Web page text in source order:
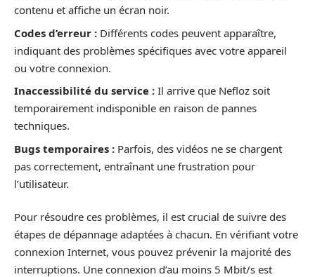
contenu et affiche un écran noir.
Codes d’erreur : Différents codes peuvent apparaître,
indiquant des problèmes spécifiques avec votre appareil
ou votre connexion.
Inaccessibilité du service : Il arrive que Nefloz soit
temporairement indisponible en raison de pannes
techniques.
Bugs temporaires : Parfois, des vidéos ne se chargent
pas correctement, entraînant une frustration pour
l’utilisateur.
Pour résoudre ces problèmes, il est crucial de suivre des
étapes de dépannage adaptées à chacun. En vérifiant votre
connexion Internet, vous pouvez prévenir la majorité des
interruptions. Une connexion d’au moins 5 Mbit/s est